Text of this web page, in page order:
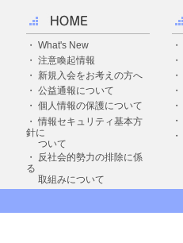
・ What's New
・ 注意喚起情報
・ 新規入会をお考えの方へ
・ 公益通報について
・ 個人情報の保護について
・ 情報セキュリティ基本方
針に
ついて
・ 反社会的勢力の排除に係
る
取組みについて
・
・
・
・
・
・
・